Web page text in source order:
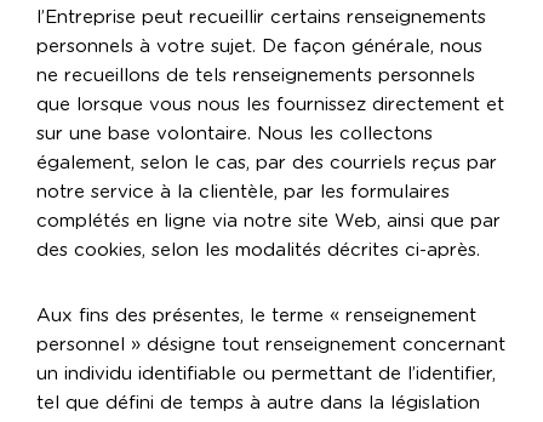
l’Entreprise peut recueillir certains renseignements
personnels à votre sujet. De façon générale, nous
ne recueillons de tels renseignements personnels
que lorsque vous nous les fournissez directement et
sur une base volontaire. Nous les collectons
également, selon le cas, par des courriels reçus par
notre service à la clientèle, par les formulaires
complétés en ligne via notre site Web, ainsi que par
des cookies, selon les modalités décrites ci-après.
Aux fins des présentes, le terme « renseignement
personnel » désigne tout renseignement concernant
un individu identifiable ou permettant de l’identifier,
tel que défini de temps à autre dans la législation